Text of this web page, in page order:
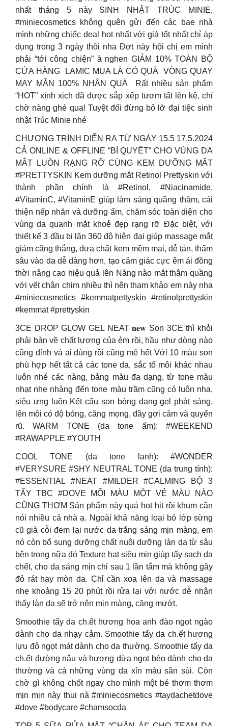
nhất tháng 5 này SINH NHẬT TRÚC MINIE,
#miniecosmetics không quên gửi đến các bae nhà
mình những chiếc deal hot nhất với giá tốt nhất chỉ áp
dụng trong 3 ngày thôi nha Đợt này hội chị em mình
phải “tới công chiện” à nghen GIẢM 10% TOÀN BỘ
CỬA HÀNG ️ LAMIC MUA LÀ CÓ QUÀ ️ VÒNG QUAY
MAY MẮN 100% NHẬN QUÀ ️ Rất nhiều sản phẩm
“HOT” xình xịch đã được sắp xếp tươm tất lên kệ, chỉ
chờ nàng ghé qua! Tuyệt đối đừng bỏ lỡ đại tiệc sinh
nhật Trúc Minie nhé
CHƯƠNG TRÌNH DIỄN RA TỪ NGÀY 15.5 17.5.2024
CẢ ONLINE & OFFLINE “BÍ QUYẾT” CHO VÙNG DA
MẮT LUÔN RẠNG RỠ CÙNG KEM DƯỠNG MẮT
#PRETTYSKIN Kem dưỡng mắt Retinol Prettyskin với
thành phần chính là #Retinol, #Niacinamide,
#VitaminC, #VitaminE giúp làm sáng quầng thâm, cải
thiện nếp nhăn và dưỡng ẩm, chăm sóc toàn diện cho
vùng da quanh mắt khoẻ đẹp rạng rỡ Đặc biệt, với
thiết kế 3 đầu bi lăn 360 độ hiện đại giúp massage mắt
giảm căng thẳng, đưa chất kem mềm mại, dễ tán, thấm
sâu vào da dễ dàng hơn, tạo cảm giác cực êm ái đồng
thời nâng cao hiệu quả lên Nàng nào mắt thâm quầng
với vết chân chim nhiều thì nên tham khảo em này nha
#miniecosmetics #kemmatpettyskin #retinolprettyskin
#kemmat #prettyskin
3CE DROP GLOW GEL NEAT 𝐧𝐞𝐰 Son 3CE thì khỏi
phải bàn về chất lượng của ẻm rồi, hầu như dòng nào
cũng đỉnh và ai dùng rồi cũng mê hết Với 10 màu son
phù hợp hết tất cả các tone da, sắc tố môi khác nhau
luôn nhé các nàng, bảng màu đa dạng, từ tone màu
nhạt nhẹ nhàng đến tone màu trầm cũng có luôn nha,
siêu ưng luôn Kết cấu son bóng dạng gel phát sáng,
lên môi có độ bóng, căng mọng, đầy gợi cảm và quyến
rũ. WARM TONE (da tone ấm): #WEEKEND
#RAWAPPLE #YOUTH
COOL TONE (da tone lạnh): #WONDER
#VERYSURE #SHY NEUTRAL TONE (da trung tính):
#ESSENTIAL #NEAT #MILDER #CALMING BỘ 3
TẨY TBC #DOVE MỖI MÀU MỘT VẺ MÀU NÀO
CŨNG THƠM Sản phẩm này quá hot hit rồi khum cần
nói nhiều cả nhà ạ. Ngoài khả năng loại bỏ lớp sừng
cũ già cỗi đem lại nước da trắng sáng mịn màng, em
nó còn bổ sung dưỡng chất nuôi dưỡng làn da từ sâu
bên trong nữa đó Texture hạt siêu mịn giúp tẩy sạch da
chết, cho da sáng mịn chỉ sau 1 lần tắm mà không gây
đỏ rát hay mòn da. Chỉ cần xoa lên da và massage
nhẹ khoảng 15 20 phút rồi rửa lại với nước dễ nhận
thấy làn da sẽ trở nên mịn màng, căng mướt.
Smoothie tẩy da ch.ết hương hoa anh đào ngọt ngào
dành cho da nhạy cảm. Smoothie tẩy da ch.ết hương
lựu đỏ ngọt mát dành cho da thường. Smoothie tẩy da
ch.ết đường nâu và hương dừa ngọt béo dành cho da
thường và cả những vùng da xỉn màu sần sùi. Còn
chờ gì không chốt ngay cho mình một bé thơm thơm
mịn mịn này thui nà #miniecosmetics #taydachetdove
#dove #bodycare #chamsocda